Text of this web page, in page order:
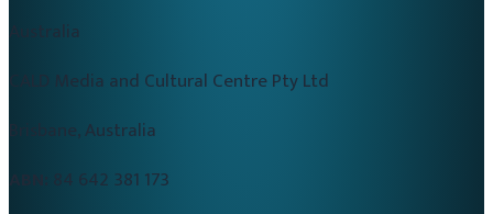
Australia
CALD Media and Cultural Centre Pty Ltd
Brisbane, Australia
84 642 381 173